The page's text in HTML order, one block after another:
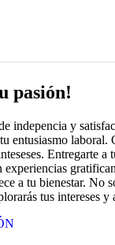
pasión!
indepencia y
entusiasmo laboral.
Entregarte a
experiencias
a tu bienestar. No
tus intereses y